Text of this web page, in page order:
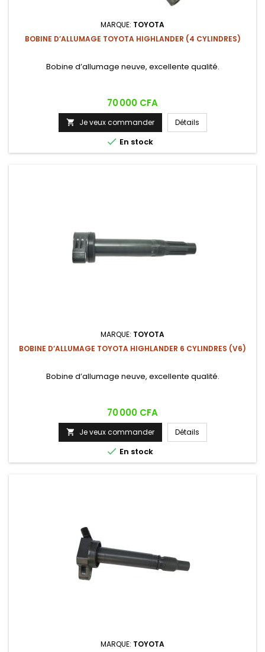
MARQUE: TOYOTA
BOBINE D’ALLUMAGE TOYOTA HIGHLANDER (4 CYLINDRES)
Bobine d’allumage neuve, excellente qualité.
Prix
70 000 CFA
 Je veux commander Détails
 En stock
MARQUE: TOYOTA
BOBINE D’ALLUMAGE TOYOTA HIGHLANDER 6 CYLINDRES (V6)
Bobine d’allumage neuve, excellente qualité.
Prix
70 000 CFA
 Je veux commander Détails
 En stock
MARQUE: TOYOTA